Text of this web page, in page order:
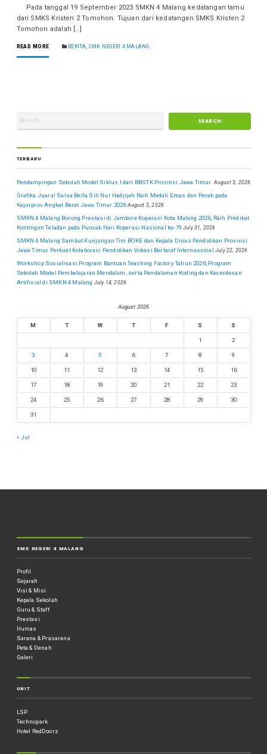
Pada tanggal 19 September 2023 SMKN 4 Malang kedatangan tamu
dari SMKS Kristen 2 Tomohon. Tujuan dari kedatangan SMKS Kristen 2
Tomohon adalah […]
READ MORE BERITA SMK NEGERI 4 MALANG
TERBARU
Pendampingan Sekolah Model Siklus I dari BBGTK Provinsi Jawa Timur. August 5, 2026
Grafika Juara! Salsa Bella Siti Nur Hadjijah Raih Medali Emas dan Perak pada
Kejurprov Angkat Berat Jawa Timur 2026 August 3, 2026
SMKN 4 Malang Borong Prestasi di Jambore Koperasi Kota Malang 2026, Raih Predikat
Kontingen Teladan pada Puncak Hari Koperasi Nasional ke-79 July 31, 2026
SMKN 4 Malang Sambut Kunjungan Tim BOKE dan Kepala Dinas Pendidikan Provinsi
Jawa Timur Perkuat Kolaborasi Pendidikan Vokasi Bertaraf Internasional July 22, 2026
Workshop Sosialisasi Program Bantuan Teaching Factory Tahun 2026, Program
Sekolah Model Pembelajaran Mendalam, serta Pendalaman Koding dan Kecerdasan
Artifisial di SMKN 4 Malang July 14, 2026
August 2026
M T W T F S S
1 2
3 4 5 6 7 8 9
10 11 12 13 14 15 16
17 18 19 20 21 22 23
24 25 26 27 28 29 30
31
« Jul
SMK NEGERI 4 MALANG
Profil
Sejarah
Visi & Misi
Kepala Sekolah
Guru & Staff
Prestasi
Humas
Sarana & Prasarana
Peta & Denah
Galeri
UNIT
LSP
Technopark
Hotel RedDoorz